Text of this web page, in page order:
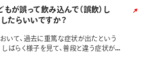
もが誤って飲み込んで（誤飲）し
たらいいですか？
いて、過去に重篤な症状が出たという
ばらく様子を見て、普段と違う症状があ